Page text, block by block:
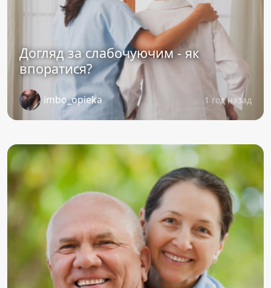
Догляд за слабочуючим - як
впоратися?
imbo_opieka 1 год назад